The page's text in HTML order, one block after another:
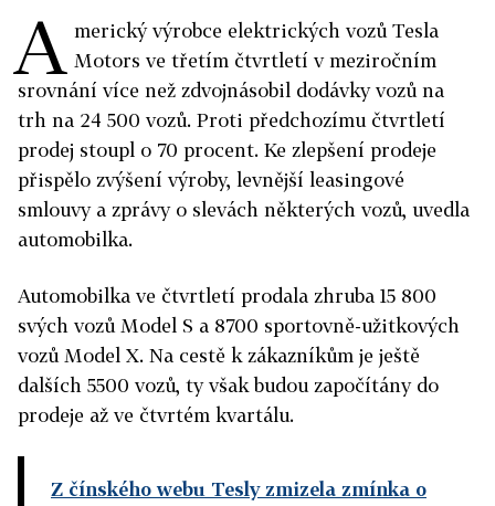
A merický výrobce elektrických vozů Tesla
Motors ve třetím čtvrtletí v meziročním
srovnání více než zdvojnásobil dodávky vozů na
trh na 24 500 vozů. Proti předchozímu čtvrtletí
prodej stoupl o 70 procent. Ke zlepšení prodeje
přispělo zvýšení výroby, levnější leasingové
smlouvy a zprávy o slevách některých vozů, uvedla
automobilka.
Automobilka ve čtvrtletí prodala zhruba 15 800
svých vozů Model S a 8700 sportovně-užitkových
vozů Model X. Na cestě k zákazníkům je ještě
dalších 5500 vozů, ty však budou započítány do
prodeje až ve čtvrtém kvartálu.
Z čínského webu Tesly zmizela zmínka o